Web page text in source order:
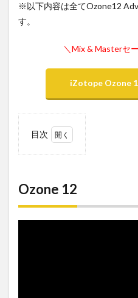
※以下内容は全てOzone12
す。
＼Mix & Masterセ
iZotope Ozone
目次
1.1
Stem
Ozone 12